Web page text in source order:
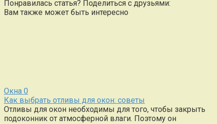
Понравилась статья? Поделиться с друзьями:
Вам также может быть интересно
Окна 0
Как выбрать отливы для окон: советы
Отливы для окон необходимы для того, чтобы закрыть
подоконник от атмосферной влаги. Поэтому он